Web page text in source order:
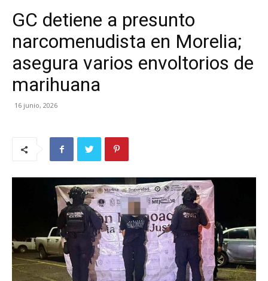
GC detiene a presunto
narcomenudista en Morelia;
asegura varios envoltorios de
marihuana
16 junio, 2026